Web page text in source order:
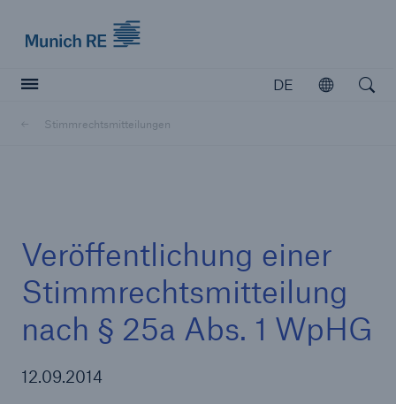
DE
Öffnen
Stimmrechtsmitteilungen
Veröffentlichung einer
Stimmrechtsmitteilung
nach § 25a Abs. 1 WpHG
12.09.2014